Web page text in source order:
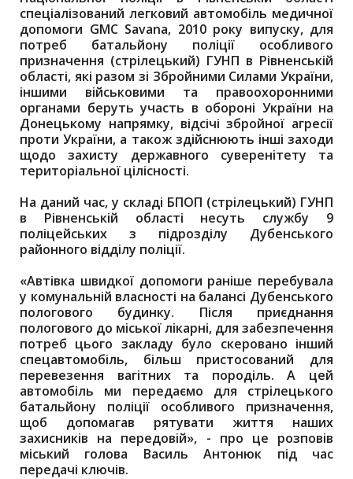
спеціалізований легковий автомобіль медичної
допомоги GMC Savana, 2010 року випуску, для
потреб батальйону поліції особливого
призначення (стрілецький) ГУНП в Рівненській
області, які разом зі Збройними Силами України,
іншими військовими та правоохоронними
органами беруть участь в обороні України на
Донецькому напрямку, відсічі збройної агресії
проти України, а також здійснюють інші заходи
щодо захисту державного суверенітету та
територіальної цілісності.
На даний час, у складі БПОП (стрілецький) ГУНП
в Рівненській області несуть службу 9
поліцейських з підрозділу Дубенського
районного відділу поліції.
«Автівка швидкої допомоги раніше перебувала
у комунальній власності на балансі Дубенського
пологового будинку. Після приєднання
пологового до міської лікарні, для забезпечення
потреб цього закладу було скеровано інший
спецавтомобіль, більш пристосований для
перевезення вагітних та породіль. А цей
автомобіль ми передаємо для стрілецького
батальйону поліції особливого призначення,
щоб допомагав рятувати життя наших
захисників на передовій», - про це розповів
міський голова Василь Антонюк під час
передачі ключів.